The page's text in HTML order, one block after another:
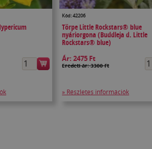
Kód: 42206
Törpe Little Rockstars® blue
nyáriorgona (Buddleja d. Little
Rockstars® blue)
Ár:2475 Ft
Eredeti ár: 3300 Ft
» Részletes információk